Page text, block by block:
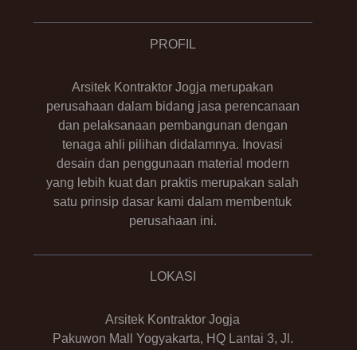
PROFIL
Arsitek Kontraktor Jogja merupakan
perusahaan dalam bidang jasa perencanaan
dan pelaksanaan pembangunan dengan
tenaga ahli pilihan didalamnya. Inovasi
desain dan penggunaan material modern
yang lebih kuat dan praktis merupakan salah
satu prinsip dasar kami dalam membentuk
perusahaan ini.
LOKASI
Arsitek Kontraktor Jogja
Pakuwon Mall Yogyakarta, HQ Lantai 3, Jl.